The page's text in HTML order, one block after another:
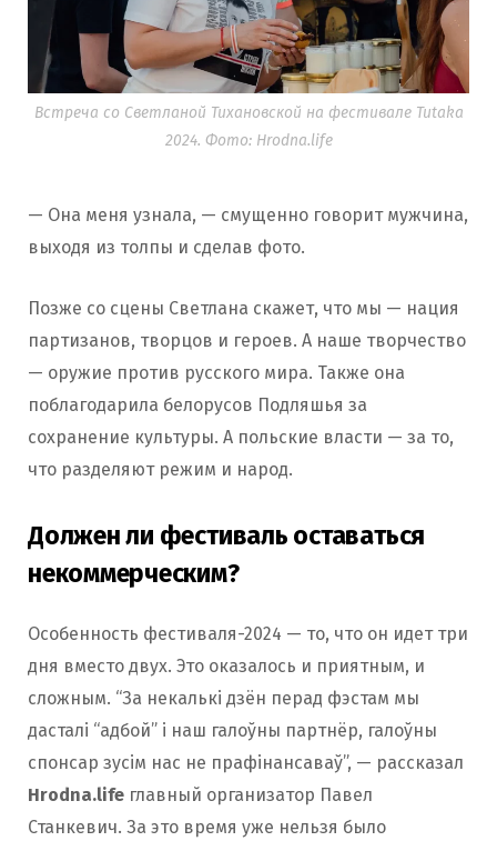
Встреча со Светланой Тихановской на фестивале Tutaka
2024. Фото: Hrodna.life
— Она меня узнала, — смущенно говорит мужчина,
выходя из толпы и сделав фото.
Позже со сцены Светлана скажет, что мы — нация
партизанов, творцов и героев. А наше творчество
— оружие против русского мира. Также она
поблагодарила белорусов Подляшья за
сохранение культуры. А польские власти — за то,
что разделяют режим и народ.
Должен ли фестиваль оставаться
некоммерческим?
Особенность фестиваля-2024 — то, что он идет три
дня вместо двух. Это оказалось и приятным, и
сложным. “За некалькі дзён перад фэстам мы
дасталі “адбой” і наш галоўны партнёр, галоўны
спонсар зусім нас не прафінансаваў”, — рассказал
Hrodna.life главный организатор Павел
Станкевич. За это время уже нельзя было